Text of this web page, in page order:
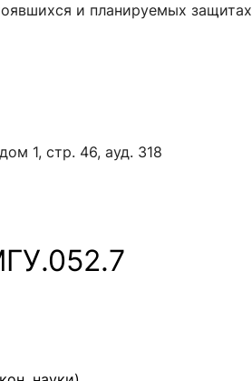
и планируемых защитах
1, стр. 46, ауд. 318